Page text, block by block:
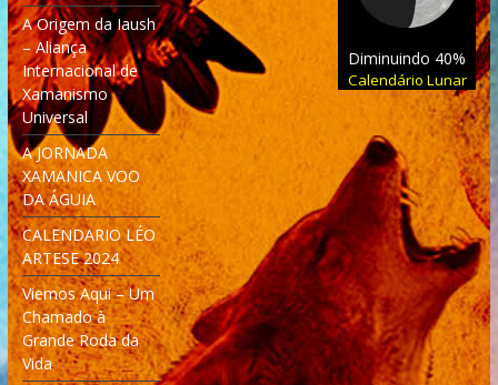
A Origem da Iaush
– Aliança
Internacional de
Xamanismo
Universal
A JORNADA
XAMANICA VOO
DA ÁGUIA
CALENDARIO LÉO
ARTESE 2024
Viemos Aqui – Um
Chamado à
Grande Roda da
Vida
Diminuindo 40%
Calendário Lunar